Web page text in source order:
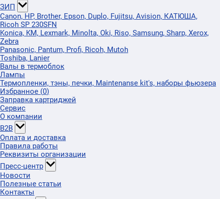
ЗИП
Canon, HP, Brother, Epson, Duplo, Fujitsu, Avision, КАТЮША,
Ricoh SP 230SFN
Konica, KM, Lexmark, Minolta, Oki, Riso, Samsung, Sharp, Xerox,
Zebra
Panasonic, Pantum, Profi, Ricoh, Mutoh
Toshiba, Lanier
Валы в термоблок
Лампы
Термопленки, тэны, печки, Maintenanse kit's, наборы фьюзера
Избранное (0)
Заправка картриджей
Сервис
О компании
B2B
Оплата и доставка
Правила работы
Реквизиты организации
Пресс-центр
Новости
Полезные статьи
Контакты